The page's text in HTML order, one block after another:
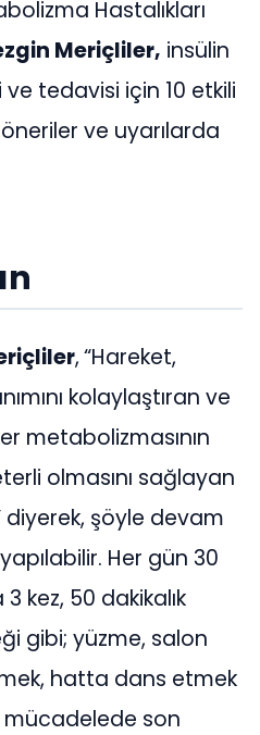
Hastalıkları
Meriçliler, insülin
tedavisi için 10 etkili
ve uyarılarda
,“Hareket,
kolaylaştıran ve
metabolizmasının
olmasını sağlayan
şöyle devam
Her gün 30
kez, 50 dakikalık
gibi; yüzme, salon
hatta dans etmek
mücadelede son